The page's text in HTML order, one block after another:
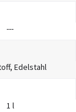
---
Edelstahl
1 l